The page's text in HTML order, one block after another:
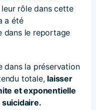
rôle dans cette
a été
dans le reportage
dans la préservation
totale, laisser
et exponentielle